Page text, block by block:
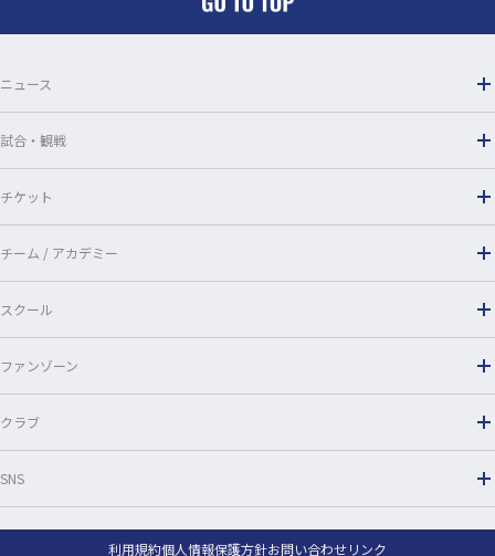
k
ニュース
試合・観戦
チケット
チーム / アカデミー
スクール
ファンゾーン
クラブ
SNS
利用規約個人情報保護方針お問い合わせリンク